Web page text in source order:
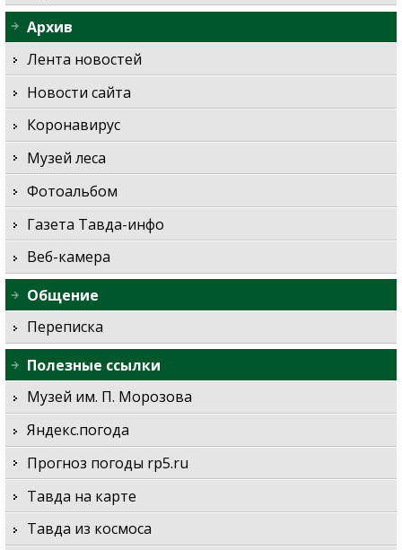
Архив
Лента новостей
Новости сайта
Коронавирус
Музей леса
Фотоальбом
Газета Тавда-инфо
Веб-камера
Общение
Переписка
Полезные ссылки
Музей им. П. Морозова
Яндекс.погода
Прогноз погоды rp5.ru
Тавда на карте
Тавда из космоса